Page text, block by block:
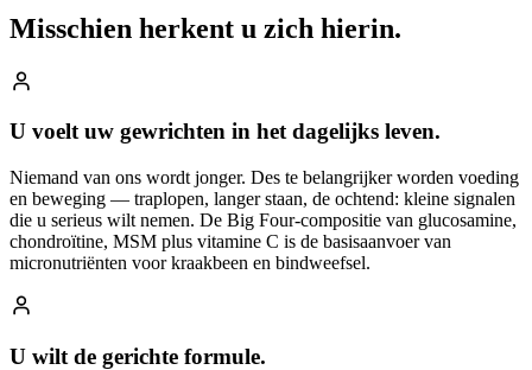
Misschien herkent u zich hierin.
U voelt uw gewrichten in het dagelijks leven.
Niemand van ons wordt jonger. Des te belangrijker worden voeding
en beweging — traplopen, langer staan, de ochtend: kleine signalen
die u serieus wilt nemen. De Big Four-compositie van glucosamine,
chondroïtine, MSM plus vitamine C is de basisaanvoer van
micronutriënten voor kraakbeen en bindweefsel.
U wilt de gerichte formule.